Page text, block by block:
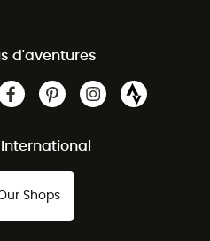
d'aventures
Shops